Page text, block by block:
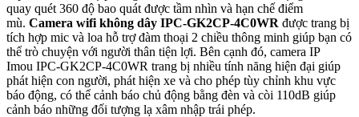
quay quét 360 độ bao quát được tầm nhìn và hạn chế điểm
mù. Camera wifi không dây IPC-GK2CP-4C0WR được trang bị
tích hợp mic và loa hỗ trợ đàm thoại 2 chiều thông minh giúp bạn có
thể trò chuyện với người thân tiện lợi. Bên cạnh đó, camera IP
Imou IPC-GK2CP-4C0WR trang bị nhiều tính năng hiện đại giúp
phát hiện con người, phát hiện xe và cho phép tùy chỉnh khu vực
báo động, có thể cảnh báo chủ động bằng đèn và còi 110dB giúp
cảnh báo những đối tượng lạ xâm nhập trái phép.